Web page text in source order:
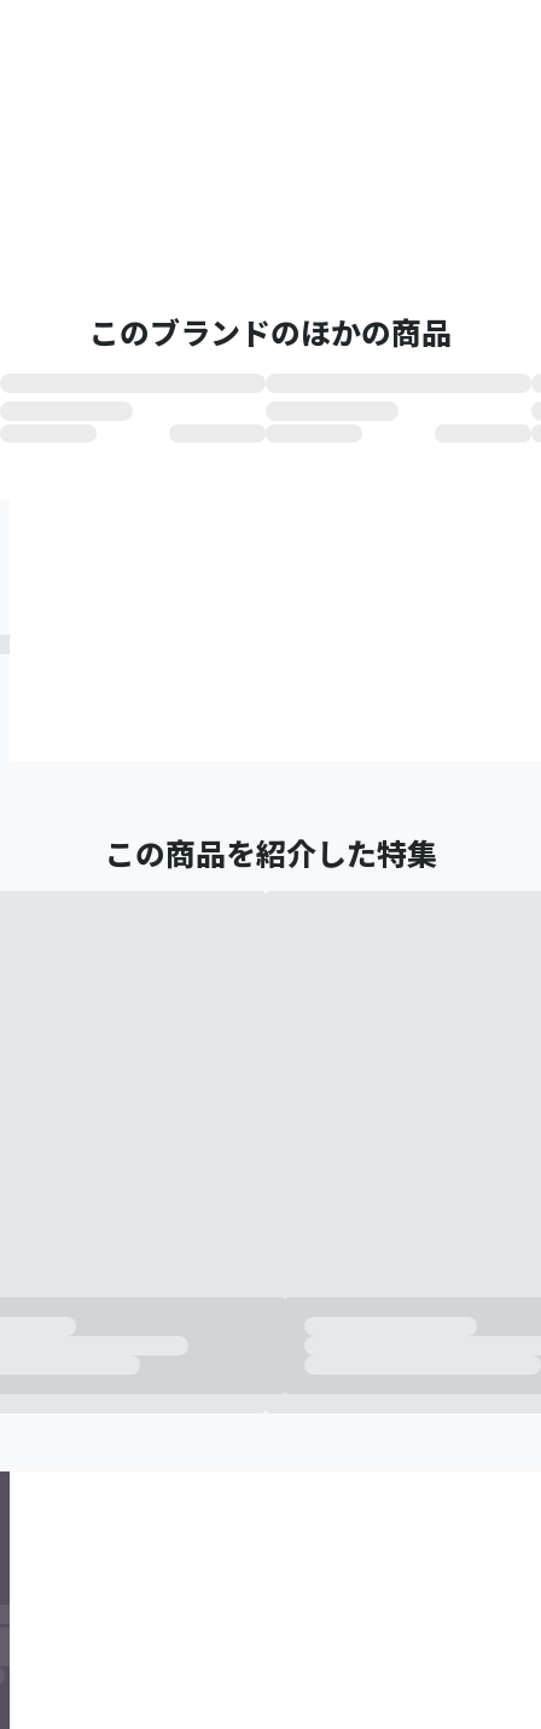
このブランドのほかの商品
この商品を紹介した特集